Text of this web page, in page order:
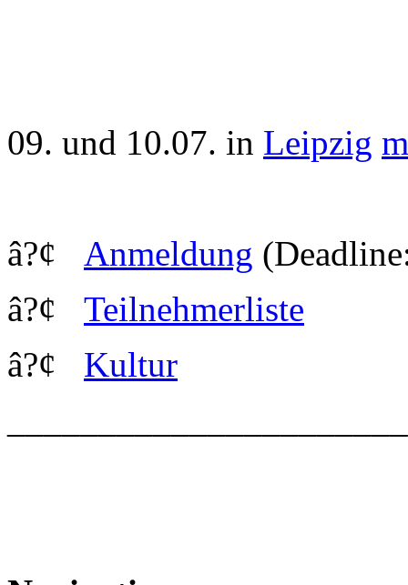
09. und 10.07. in Leipzig
â?¢ Anmeldung
â?¢ Teilnehmerliste
â?¢ Kultur